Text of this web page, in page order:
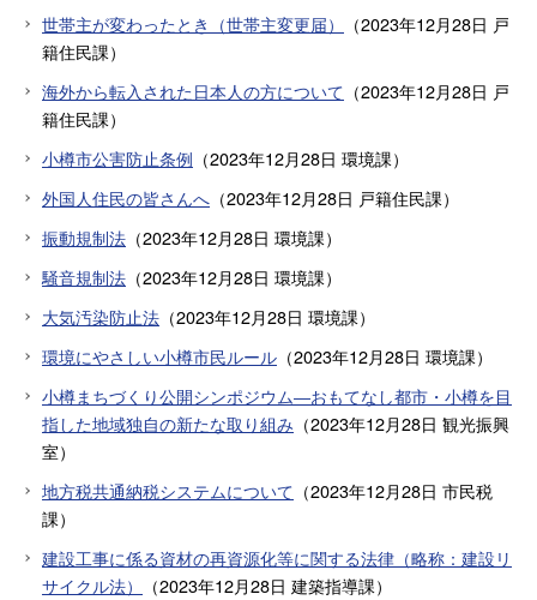
世帯主が変わったとき（世帯主変更届）
（2023年12月28日 戸
籍住民課）
海外から転入された日本人の方について （2023年12月28日 戸
籍住民課）
小樽市公害防止条例 （2023年12月28日 環境課）
外国人住民の皆さんへ （2023年12月28日 戸籍住民課）
振動規制法 （2023年12月28日 環境課）
騒音規制法 （2023年12月28日 環境課）
大気汚染防止法 （2023年12月28日 環境課）
環境にやさしい小樽市民ルール （2023年12月28日 環境課）
小樽まちづくり公開シンポジウム―おもてなし都市・小樽を目
指した地域独自の新たな取り組み （2023年12月28日 観光振興
室）
地方税共通納税システムについて （2023年12月28日 市民税
課）
建設工事に係る資材の再資源化等に関する法律（略称：建設リ
サイクル法）
（2023年12月28日 建築指導課）